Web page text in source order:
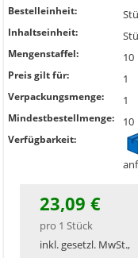
Bestelleinheit:
Inhaltseinheit:
Mengenstaffel: 10
Preis gilt für: 1
Verpackungsmenge: 1
Mindestbestellmenge: 10
Verfügbarkeit:
23,09 €
pro 1 Stück
inkl. gesetzl. MwSt.,